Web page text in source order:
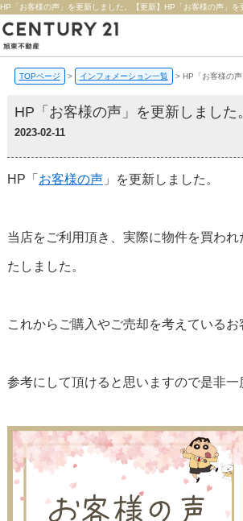
TOPページ > インフォメーション一覧 > HP「お客様の声
HP「お客様の声」を更新しました。
2023-02-11
HP「 お客様の声」を更新しました。
当店をご利用頂き、実際に物件を買わ
たしました。
これからご購入やご売却を考えているお
参考にして頂けると思いますので是非一